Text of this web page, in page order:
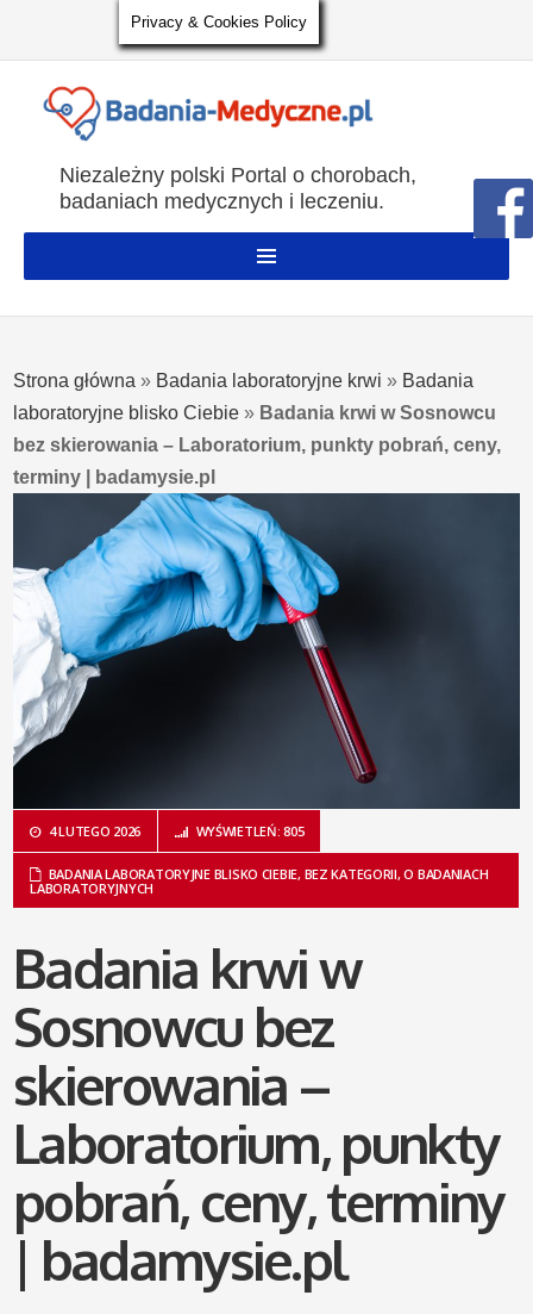
Niezależny polski Portal o chorobach,
badaniach medycznych i leczeniu.
Strona główna » Badania laboratoryjne krwi » Badania
laboratoryjne blisko Ciebie » Badania krwi w Sosnowcu
bez skierowania – Laboratorium, punkty pobrań, ceny,
terminy | badamysie.pl
4 LUTEGO 2026 WYŚWIETLEŃ: 805
BADANIA LABORATORYJNE BLISKO CIEBIE, BEZ KATEGORII,O BADANIACH
LABORATORYJNYCH
Badania krwi w
Sosnowcu bez
skierowania –
Laboratorium, punkty
pobrań, ceny, terminy
| badamysie.pl
Privacy & Cookies Policy